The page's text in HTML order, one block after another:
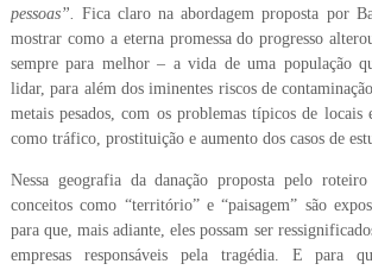
pessoas”. Fica claro na abordagem proposta por
mostrar como a eterna promessa do progresso
sempre para melhor – a vida de uma população
lidar, para além dos iminentes riscos de
metais pesados, com os problemas típicos de locais
como tráfico, prostituição e aumento dos casos de
Nessa geografia da danação proposta pelo
conceitos como “território” e “paisagem” são
para que, mais adiante, eles possam ser
empresas responsáveis pela tragédia. E para